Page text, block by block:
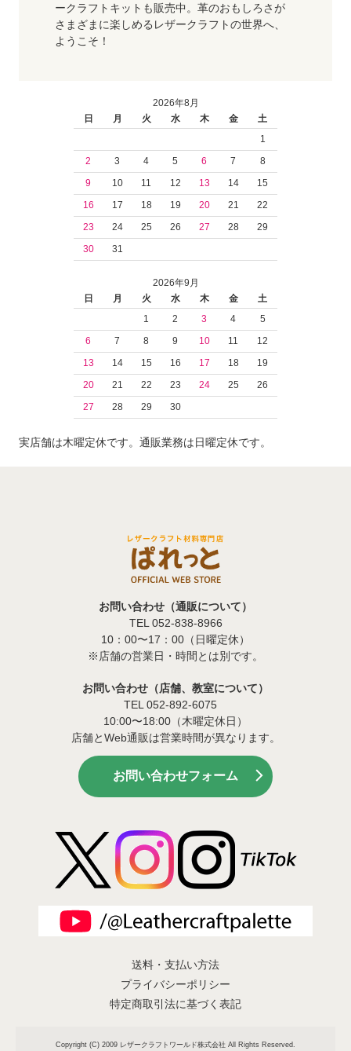
ークラフトキットも販売中。革のおもしろさが
さまざまに楽しめるレザークラフトの世界へ、
ようこそ！
2026年8月
日
月 火 水 木 金
土
1
2
3 4 5 6 7
8
9
10 11 12 13 14
15
16
17 18 19 20 21
22
23
24 25 26 27 28
29
30
31
2026年9月
日
月 火 水 木 金
土
1
2 3 4
5
6
7 8 9 10 11
12
13
14 15 16 17 18
19
20
21 22 23 24 25
26
27
28 29 30
実店舗は木曜定休です。通販業務は日曜定休です。
お問い合わせ（通販について）
TEL 052-838-8966
10：00〜17：00（日曜定休）
※店舗の営業日・時間とは別です。
お問い合わせ（店舗、教室について）
TEL 052-892-6075
10:00〜18:00（木曜定休日）
店舗とWeb通販は営業時間が異なります。
お問い合わせフォーム
送料・支払い方法
プライバシーポリシー
特定商取引法に基づく表記
Copyright (C) 2009 レザークラフトワールド株式会社 All Rights Reserved.